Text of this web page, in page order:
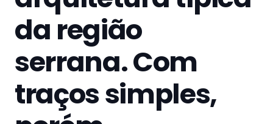
da região
serrana. Com
traços simples,